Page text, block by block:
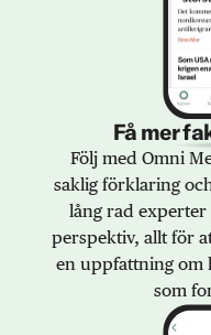
Få mer
Följ med Omni
saklig förklaring
lång rad
perspektiv, allt för
en uppfattning om
som